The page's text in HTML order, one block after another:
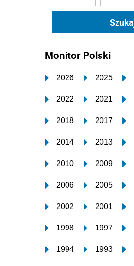
Monitor Polski
2026 2025
2022 2021
2018 2017
2014 2013
2010 2009
2006 2005
2002 2001
1998 1997
1994 1993